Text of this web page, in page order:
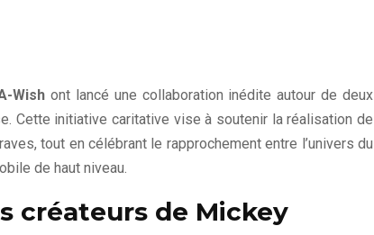
Wish ont lancé une collaboration inédite autour de deux
Cette initiative caritative vise à soutenir la réalisation de
tout en célébrant le rapprochement entre l’univers du
de haut niveau.
créateurs de Mickey